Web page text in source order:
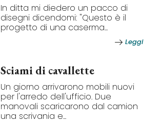
In ditta mi diedero un pacco di
disegni dicendomi: "Questo è il
progetto di una caserma...
Leggi
Sciami di cavallette
Un giorno arrivarono mobili nuovi
per l'arredo dell'ufficio. Due
manovali scaricarono dal camion
una scrivania e...